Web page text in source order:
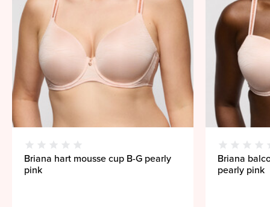
Briana hart mousse cup B-G pearly
pink
Briana
pearly pink